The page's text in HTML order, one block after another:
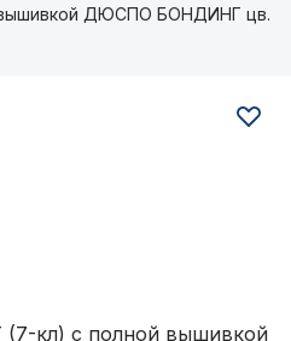
ДЮСПО БОНДИНГ цв.